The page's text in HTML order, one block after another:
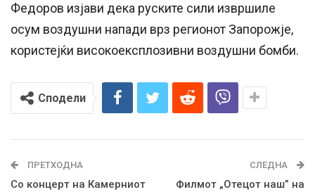
Федоров изјави дека руските сили извршиле
осум воздушни напади врз регионот Запорожје,
користејќи високоексплозивни воздушни бомби.
Сподели
ПРЕТХОДНА
Со концерт на Камерниот
СЛЕДНА
Филмот „Отецот наш” на